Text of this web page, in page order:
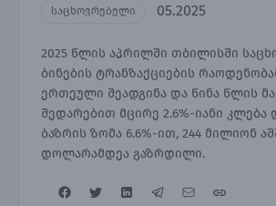
საცხოვრებელი 05.2025
2025 წლის აპრილში თბილისში
ბინების ტრანზაქციების
ერთეული შეადგინა და წინა წლის
შედარებით მცირე 2.6%-იანი კლება
ბაზრის ზომა 6.6%-ით, 244 მილიონ
დოლარამდეა გაზრდილი.